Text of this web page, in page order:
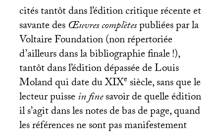
cités tantôt dans l’édition critique récente et
savante desŒuvres complètespubliées par la
Voltaire Foundation (non répertoriée
d’ailleurs dans la bibliographie finale!),
tantôt dans l’édition dépassée de Louis
Moland qui date duXIXesiècle, sans que le
lecteur puissein finesavoir de quelle édition
il s’agit dans les notes de bas de page, quand
les références ne sont pas manifestement